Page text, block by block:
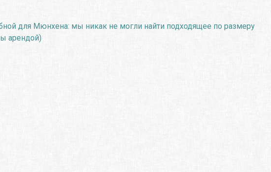
для Мюнхена: мы никак не могли найти подходящее по размеру
арендой)